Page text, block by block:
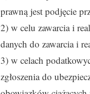
prawną jest podjęcie
2) w celu zawarcia i
danych do zawarcia i
3) w celach
zgłoszenia do